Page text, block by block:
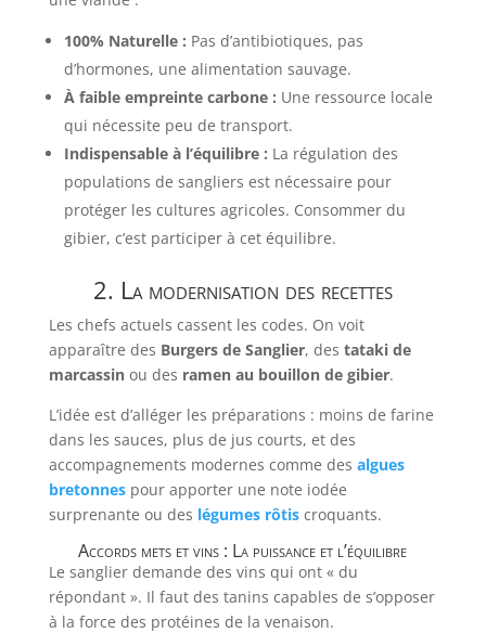
100% Naturelle : Pas d’antibiotiques, pas
d’hormones, une alimentation sauvage.
À faible empreinte carbone : Une ressource locale
qui nécessite peu de transport.
Indispensable à l’équilibre : La régulation des
populations de sangliers est nécessaire pour
protéger les cultures agricoles. Consommer du
gibier, c’est participer à cet équilibre.
2. La modernisation des recettes
Les chefs actuels cassent les codes. On voit
apparaître des Burgers de Sanglier, des tataki de
marcassinou des ramen au bouillon de gibier.
L’idée est d’alléger les préparations : moins de farine
dans les sauces, plus de jus courts, et des
accompagnements modernes comme des algues
bretonnespour apporter une note iodée
surprenante ou des légumes rôtiscroquants.
Accords mets et vins : La puissance et l’équilibre
Le sanglier demande des vins qui ont « du
répondant ». Il faut des tanins capables de s’opposer
à la force des protéines de la venaison.